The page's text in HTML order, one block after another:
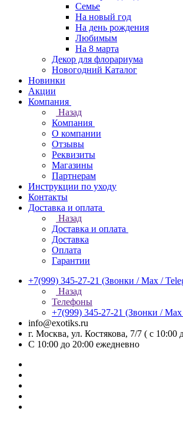
Семье
На новый год
На день рождения
Любимым
На 8 марта
Декор для флорариума
Новогодний Каталог
Новинки
Акции
Компания
Назад
Компания
О компании
Отзывы
Реквизиты
Магазины
Партнерам
Инструкции по уходу
Контакты
Доставка и оплата
Назад
Доставка и оплата
Доставка
Оплата
Гарантии
+7(999) 345-27-21 (Звонки / Max /
Назад
Телефоны
+7(999) 345-27-21 (Звонки / Max
info@exotiks.ru
г. Москва, ул. Костякова, 7/7 ( с 10:00
С 10:00 до 20:00 ежедневно